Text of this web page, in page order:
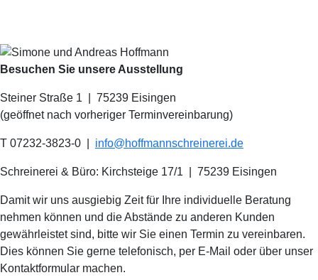
Besuchen Sie unsere Ausstellung
Steiner Straße 1 | 75239 Eisingen
(geöffnet nach vorheriger Terminvereinbarung)
T 07232-3823-0 info@hoffmannschreinerei.de
Schreinerei & Büro: Kirchsteige 17/1 75239 Eisingen
Damit wir uns ausgiebig Zeit für Ihre individuelle Beratung
nehmen können und die Abstände zu anderen Kunden
gewährleistet sind, bitte wir Sie einen Termin zu vereinbaren.
Dies können Sie gerne telefonisch, per E-Mail oder über unser
Kontaktformular machen.